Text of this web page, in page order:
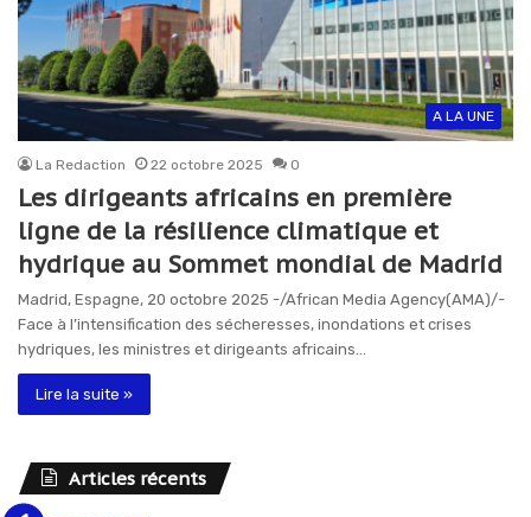
A LA UNE
La Redaction 22 octobre 2025 0
Les dirigeants africains en première
ligne de la résilience climatique et
hydrique au Sommet mondial de Madrid
Madrid, Espagne, 20 octobre 2025 -/African Media Agency(AMA)/-
Face à l’intensification des sécheresses, inondations et crises
hydriques, les ministres et dirigeants africains…
Lire la suite »
Articles récents